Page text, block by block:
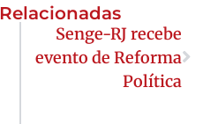
Senge-RJ recebe
evento de Reforma
Política